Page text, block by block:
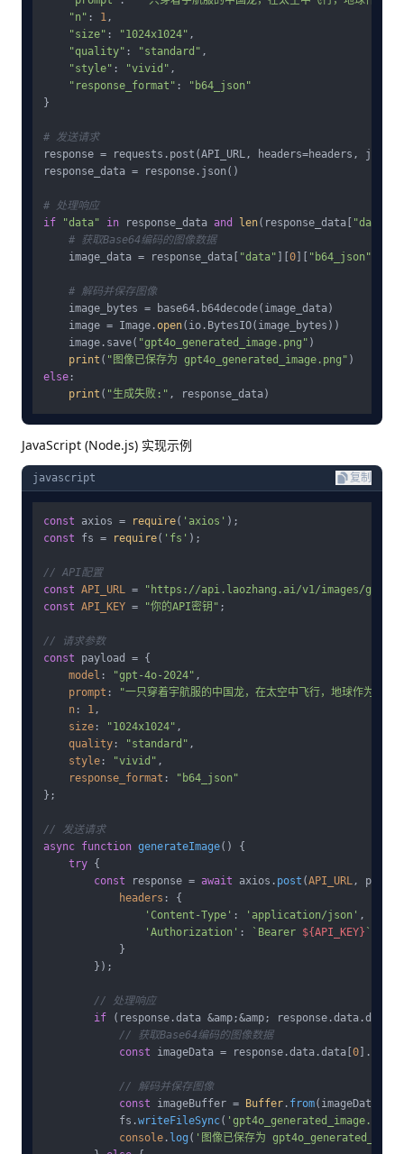
"n" : 1 ,
"size" : "1024x1024" ,
"quality" : "standard" ,
"style" : "vivid" ,
"response_format" :
"b64_json"
}
# 发送请求
response = requests.post(API_URL, headers=headers,
response_data = response.json()
# 处理响应
if
"data" in response_data and len(response_data[ "data"
# 获取Base64编码的图像数据
    image_data = response_data[
"data" ][0][ "b64_json"
# 解码并保存图像
    image_bytes = base64.b64decode(image_data)
    image = Image.
open(io.BytesIO(image_bytes))
    image.save(
"gpt4o_generated_image.png" )
print ( "图像已保存为 gpt4o_generated_image.png"
else :
print ( "生成失败:"
JavaScript (Node.js) 实现示例
javascript 复制
const axios = require( 'axios'
const fs = require( 'fs' );
// API配置
const API_URL =
"https://api.laozhang.ai/v1/images/
const API_KEY = "你的API密钥" ;
// 请求参数
const payload = {
model : "gpt-4o-2024" ,
prompt :
"一只穿着宇航服的中国龙，在太空中飞行，地球作为背景
n : 1 ,
size : "1024x1024" ,
quality : "standard" ,
style : "vivid" ,
response_format :
"b64_json"
};
// 发送请求
async function generateImage( ) {
try {
const response = await axios. post (API_URL ,
headers : {
'Content-Type' : 'application/json' ,
'Authorization' : `Bearer ${API_KEY} `
            }
        });
// 处理响应
if (response.data &amp;&amp; response.data .data
// 获取Base64编码的图像数据
const imageData = response.data .data [0].
// 解码并保存图像
const imageBuffer = Buffer . from(imageData,
            fs.
writeFileSync( 'gpt4o_generated_image.png'
console . log ( '图像已保存为